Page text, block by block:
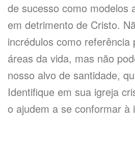
de sucesso como modelos
em detrimento de Cristo.
incrédulos como referência
áreas da vida, mas não
nosso alvo de santidade,
Identifique em sua igreja
o ajudem a se conformar à